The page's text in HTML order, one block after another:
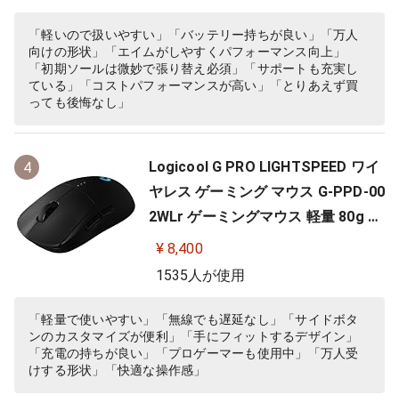
「軽いので扱いやすい」「バッテリー持ちが良い」「万人
向けの形状」「エイムがしやすくパフォーマンス向上」
「初期ソールは微妙で張り替え必須」「サポートも充実し
ている」「コストパフォーマンスが高い」「とりあえず買
っても後悔なし」
4
Logicool G PRO LIGHTSPEED ワイ
ヤレス ゲーミング マウス G-PPD-00
2WLr ゲーミングマウス 軽量 80g H
ERO 25Kセンサー 充電 POWERPLA
Y 対応 ゲーム 充電 無線 左右対称 FP
正規品
¥ 8,400
1535人が使用
「軽量で使いやすい」「無線でも遅延なし」「サイドボタ
ンのカスタマイズが便利」「手にフィットするデザイン」
「充電の持ちが良い」「プロゲーマーも使用中」「万人受
けする形状」「快適な操作感」